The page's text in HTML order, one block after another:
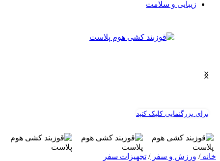
زیبایی و سلامت
برای بزرگنمایی کلیک کنید
خانه/ ورزش و سفر/ تجهیزات سفر